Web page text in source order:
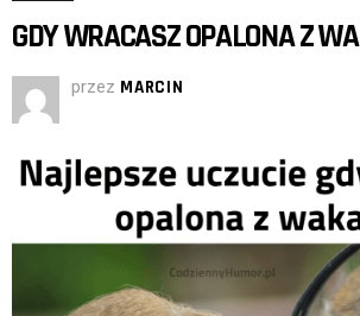
GDY WRACASZ OPALONA Z
przez MARCIN